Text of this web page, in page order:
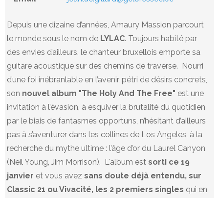
Depuis une dizaine d’années, Amaury Massion parcourt
le monde sous le nom de LYLAC. Toujours habité par
des envies d’ailleurs, le chanteur bruxellois emporte sa
guitare acoustique sur des chemins de traverse. Nourri
d’une foi inébranlable en l’avenir, pétri de désirs concrets,
son nouvel album "The Holy And The Free" est une
invitation à l’évasion, à esquiver la brutalité du quotidien
par le biais de fantasmes opportuns, n’hésitant d’ailleurs
pas à s’aventurer dans les collines de Los Angeles, à la
recherche du mythe ultime : l’âge d’or du Laurel Canyon
(Neil Young, Jim Morrison). L'album estsorti ce 19
janvier et vous avezsans doute déjà entendu, sur
Classic 21 ou Vivacité, les 2 premiers singles qui en